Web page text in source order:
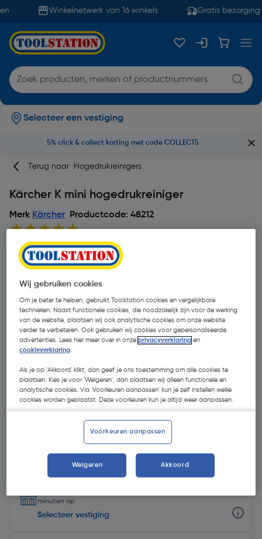
Winkelnetwerk van 16 winkels Gratis bezorging
Selecteer een vestiging
5% click & collect korting met code COLLECT5
Terug naar Hogedrukreinigers
Kärcher K mini hogedrukreiniger
Merk Kärcher Productcode: 48212
minuten op
Selecteer vestiging
Wij gebruiken cookies
Om je beter te helpen, gebruikt Toolstation cookies en vergelijkbare
technieken. Naast functionele cookies, die noodzakelijk zijn voor de werking
van de website, plaatsen wij ook analytische cookies om onze website
verder te verbeteren. Ook gebruiken wij cookies voor gepersonaliseerde
advertenties. Lees hier meer over in onzeprivacyverklaring en
cookieverklaring.
Als je op 'Akkoord' klikt, dan geef je ons toestemming om alle cookies te
plaatsen. Kies je voor 'Weigeren', dan plaatsen wij alleen functionele en
analytische cookies. Via 'Voorkeuren aanpassen' kun je zelf instellen welke
cookies worden geplaatst. Deze voorkeuren kun je altijd weer aanpassen.
Voorkeuren aanpassen
Weigeren Akkoord